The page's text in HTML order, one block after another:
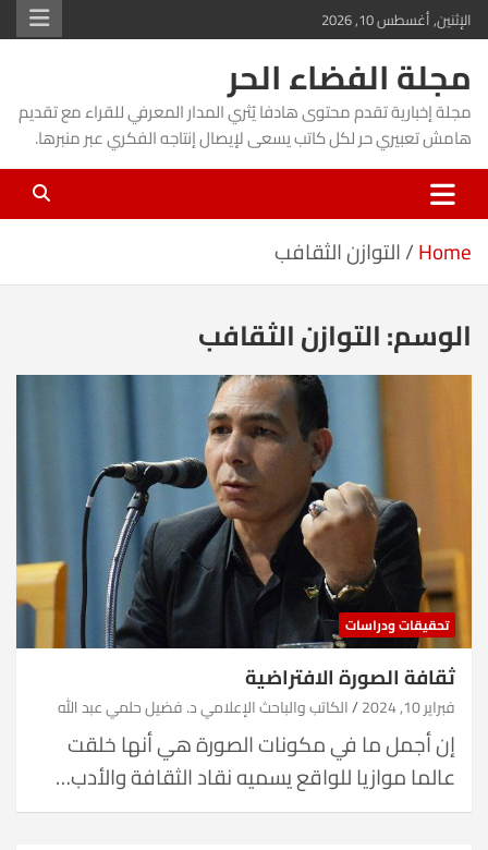
Skip
to
content
الإثنين, أغسطس 10, 2026
مجلة الفضاء الحر
مجلة إخبارية تقدم محتوى هادفا يُثري المدار المعرفي للقراء مع تقديم
هامش تعبيري حر لكل كاتب يسعى لإيصال إنتاجه الفكري عبر منبرها.
Home التوازن الثقافب
الوسم:التوازن الثقافب
تحقيقات ودراسات
ثقافة الصورة الافتراضية
فبراير 10, 2024 الكاتب والباحث الإعلامي د. فضيل حلمي عبد الله
إن أجمل ما في مكونات الصورة هي أنها خلقت
عالما موازيا للواقع يسميه نقاد الثقافة والأدب…